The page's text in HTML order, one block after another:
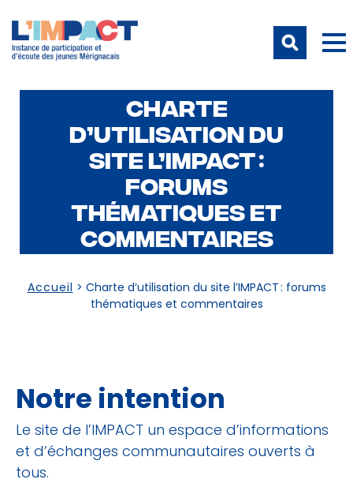
CHARTE
D’UTILISATION DU
SITE L’IMPACT :
FORUMS
THÉMATIQUES ET
COMMENTAIRES
Accueil > Charte d’utilisation du site l’IMPACT : forums
thématiques et commentaires
Notre intention
Le site de l’IMPACT un espace d’informations
et d’échanges communautaires ouverts à
tous.